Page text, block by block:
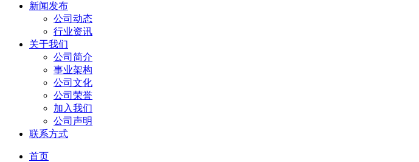
新闻发布
公司动态
行业资讯
关于我们
公司简介
事业架构
公司文化
公司荣誉
加入我们
公司声明
联系方式
首页